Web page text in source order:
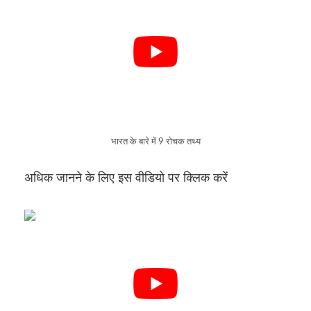
भारत के बारे में 9 रोचक तथ्य
अधिक जानने के लिए इस वीडियो पर क्लिक करें